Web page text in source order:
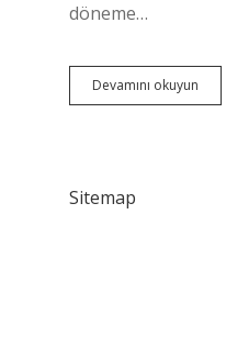
döneme…
Devamını okuyun
Hangi
Sitemap